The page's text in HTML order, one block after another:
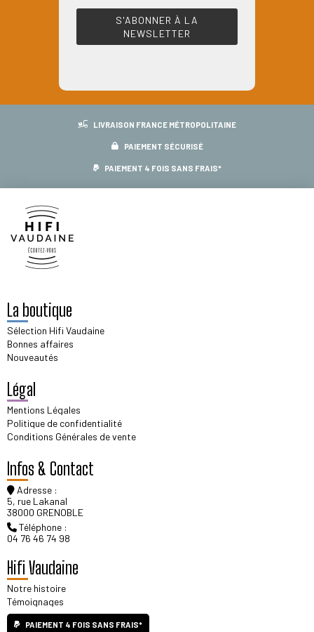
LIVRAISON FRANCE MÉTROPOLITAINE
PAIEMENT SÉCURISÉ
PAIEMENT 4 FOIS SANS FRAIS*
La boutique
Sélection Hifi Vaudaine
Bonnes affaires
Nouveautés
Légal
Mentions Légales
Politique de confidentialité
Conditions Générales de vente
Infos & Contact
Adresse :
5, rue Lakanal
38000 GRENOBLE
Téléphone :
04 76 46 74 98
Hifi Vaudaine
Notre histoire
Témoignages
PAIEMENT 4 FOIS SANS FRAIS*